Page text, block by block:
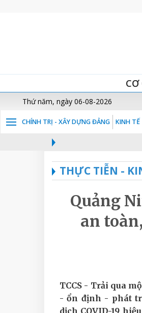
Thứ năm, ngày 06-08-2026
CHÍNH TRỊ - XÂY DỰNG ĐẢNG KINH TẾ
THỰC TIỄN -
Quảng
an
TCCS - Trải qua
- ổn định - phát
dịch COVID-19